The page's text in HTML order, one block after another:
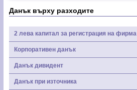
Данък върху разходите
2 лева капитал за регистрация на фирма
Корпоративен данък
Данък дивидент
Данък при източника